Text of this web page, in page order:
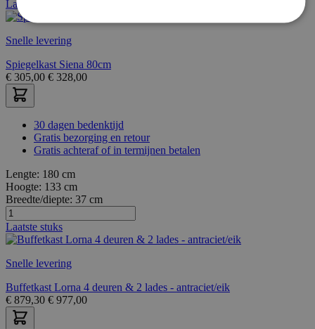
Laatste stuks
Snelle levering
Spiegelkast Siena 80cm
€ 305,00 € 328,00
30 dagen bedenktijd
Gratis bezorging en retour
Gratis achteraf of in termijnen betalen
Lengte: 180 cm
Hoogte: 133 cm
Breedte/diepte: 37 cm
Laatste stuks
Snelle levering
Buffetkast Lorna 4 deuren & 2 lades - antraciet/eik
€ 879,30 € 977,00